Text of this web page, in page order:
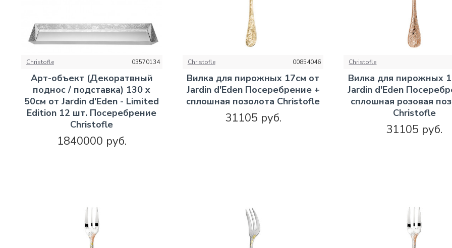
Christofle 03570134
Арт-объект (Декоратвный
поднос / подставка) 130 x
50см от Jardin d'Eden - Limited
Edition 12 шт. Посеребрение
Christofle
1840000 руб.
Christofle 00854046
Вилка для пирожных 17см от
Jardin d'Eden Посеребрение +
сплошная позолота Christofle
31105 руб.
Christofle
Вилка для пирожных
Jardin d'Eden
сплошная розовая
Christofle
31105 руб.